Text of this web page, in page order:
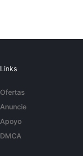
Links
Ofertas
Anuncie
Apoyo
DMCA